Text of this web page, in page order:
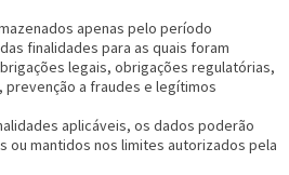
apenas pelo período
finalidades para as quais foram
legais, obrigações regulatórias,
a fraudes e legítimos
aplicáveis, os dados poderão
ou mantidos nos limites autorizados pela